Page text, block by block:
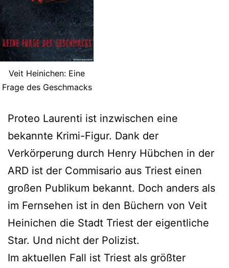
Veit Heinichen: Eine
Frage des Geschmacks
Proteo Laurenti ist inzwischen eine
bekannte Krimi-Figur. Dank der
Verkörperung durch Henry Hübchen in der
ARD ist der Commisario aus Triest einen
großen Publikum bekannt. Doch anders als
im Fernsehen ist in den Büchern von Veit
Heinichen die Stadt Triest der eigentliche
Star. Und nicht der Polizist.
Im aktuellen Fall ist Triest als größter